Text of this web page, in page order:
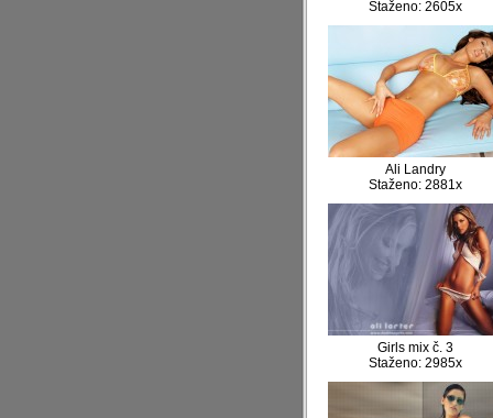
Staženo: 2605x
Ali Landry
Staženo: 2881x
Girls mix č. 3
Staženo: 2985x